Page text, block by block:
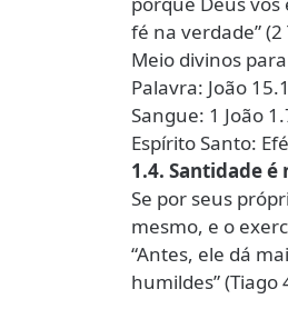
fé na verdade”
Meio divinos
Palavra: João
Sangue: 1 João
Espírito Santo:
1.4. Santidade
Se por seus
mesmo, e o
“Antes, ele dá
humildes” (Tiago